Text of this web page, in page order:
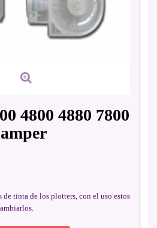
4800 4880 7800
tinta de los plotters, con el uso estos